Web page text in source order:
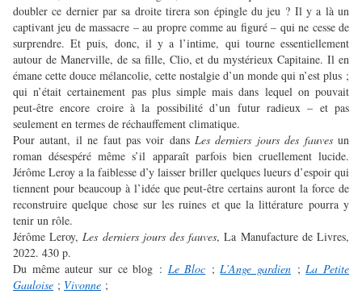
doubler ce dernier par sa droite tirera son épingle du jeu ? Il y a là un
captivant jeu de massacre – au propre comme au figuré – qui ne cesse de
surprendre. Et puis, donc, il y a l’intime, qui tourne essentiellement
autour de Manerville, de sa fille, Clio, et du mystérieux Capitaine. Il en
émane cette douce mélancolie, cette nostalgie d’un monde qui n’est plus ;
qui n’était certainement pas plus simple mais dans lequel on pouvait
peut-être encore croire à la possibilité d’un futur radieux – et pas
seulement en termes de réchauffement climatique.
Pour autant, il ne faut pas voir dansLes derniers jours des fauvesun
roman désespéré même s’il apparaît parfois bien cruellement lucide.
Jérôme Leroy a la faiblesse d’y laisser briller quelques lueurs d’espoir qui
tiennent pour beaucoup à l’idée que peut-être certains auront la force de
reconstruire quelque chose sur les ruines et que la littérature pourra y
tenir un rôle.
Jérôme Leroy,Les derniers jours des fauves, La Manufacture de Livres,
2022. 430 p.
Du même auteur sur ce blog : Le Bloc ;L’Ange gardien ;La Petite
Gauloise ; Vivonne ;